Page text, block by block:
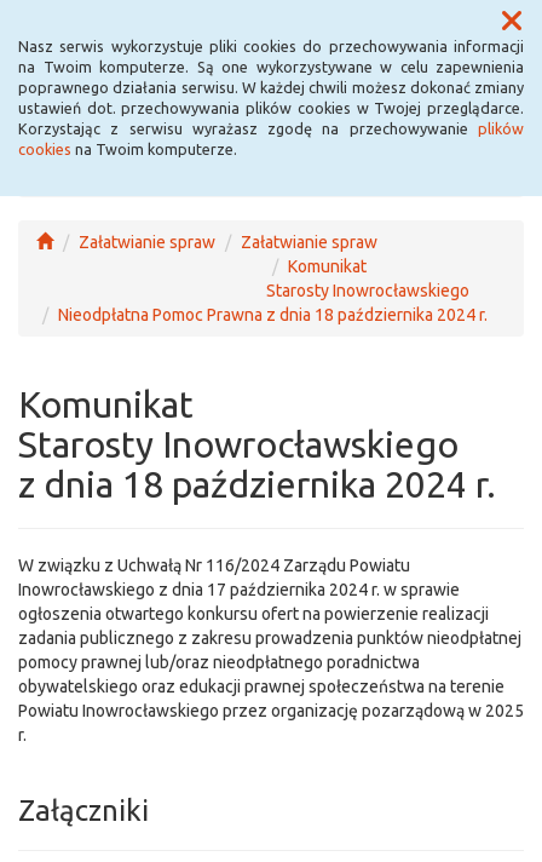
Nasz serwis wykorzystuje pliki cookies do przechowywania informacji
na Twoim komputerze. Są one wykorzystywane w celu zapewnienia
poprawnego działania serwisu. W każdej chwili możesz dokonać zmiany
ustawień dot. przechowywania plików cookies w Twojej przeglądarce.
Korzystając z serwisu wyrażasz zgodę na przechowywanie plików
cookies na Twoim komputerze.
Menu
Załatwianie spraw Załatwianie spraw
Nieodpłatna Pomoc Prawna
Komunikat
Starosty Inowrocławskiego
z dnia 18 października 2024 r.
Komunikat
Starosty Inowrocławskiego
z dnia 18 października 2024 r.
W związku z Uchwałą Nr 116/2024 Zarządu Powiatu
Inowrocławskiego z dnia 17 października 2024 r. w sprawie
ogłoszenia otwartego konkursu ofert na powierzenie realizacji
zadania publicznego z zakresu prowadzenia punktów nieodpłatnej
pomocy prawnej lub/oraz nieodpłatnego poradnictwa
obywatelskiego oraz edukacji prawnej społeczeństwa na terenie
Powiatu Inowrocławskiego przez organizację pozarządową w 2025
r.
Załączniki